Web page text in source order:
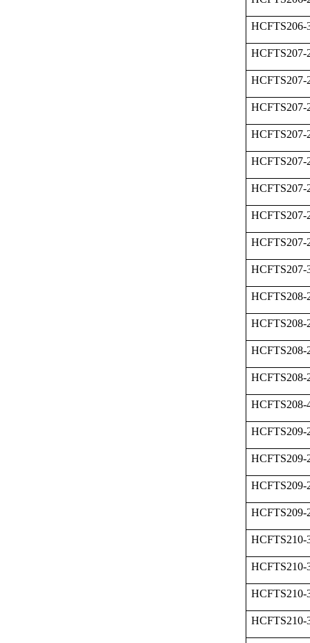
HCFTS206-
HCFTS207-
HCFTS207-
HCFTS207-
HCFTS207-
HCFTS207-
HCFTS207-
HCFTS207-
HCFTS207-
HCFTS208-
HCFTS208-
HCFTS208-
HCFTS208-
HCFTS208-
HCFTS209-
HCFTS209-
HCFTS209-
HCFTS209-
HCFTS210-
HCFTS210-
HCFTS210-
HCFTS210-